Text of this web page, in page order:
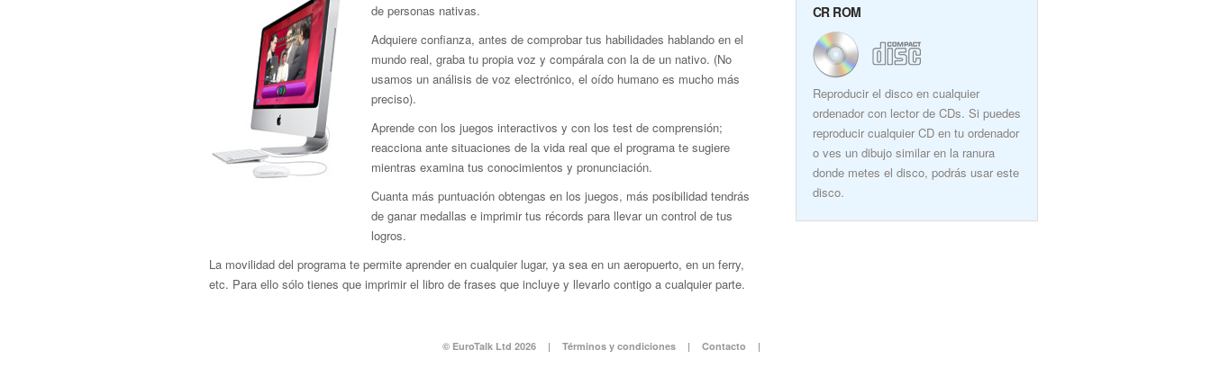
de personas nativas.
Adquiere confianza, antes de comprobar tus habilidades hablando en el
mundo real, graba tu propia voz y compárala con la de un nativo. (No
usamos un análisis de voz electrónico, el oído humano es mucho más
preciso).
Aprende con los juegos interactivos y con los test de comprensión;
reacciona ante situaciones de la vida real que el programa te sugiere
mientras examina tus conocimientos y pronunciación.
Cuanta más puntuación obtengas en los juegos, más posibilidad tendrás
de ganar medallas e imprimir tus récords para llevar un control de tus
logros.
La movilidad del programa te permite aprender en cualquier lugar, ya sea en un aeropuerto, en un ferry,
etc. Para ello sólo tienes que imprimir el libro de frases que incluye y llevarlo contigo a cualquier parte.
CR ROM
Reproducir el disco en cualquier
ordenador con lector de CDs. Si puedes
reproducir cualquier CD en tu ordenador
o ves un dibujo similar en la ranura
donde metes el disco, podrás usar este
disco.
© EuroTalk Ltd 2026 | Términos y condiciones | Contacto |